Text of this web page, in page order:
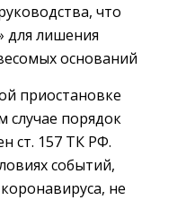
что
для лишения
оснований
приостановке
случае порядок
ст. 157 ТК РФ.
событий,
не